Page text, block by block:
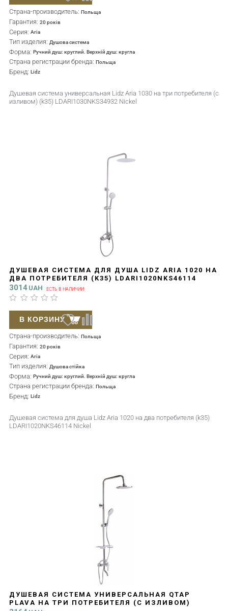
Страна-производитель: Польща
Гарантия: 20 років
Серия: Aria
Тип изделия: Душова система
Форма: Ручний душ: круглий. Верхній душ: кругла
Страна регистрации бренда: Польща
Бренд: Lidz
Душевая система универсальная Lidz Aria 1030 на три потребителя (с
изливом) (k35) LDARI1030NKS34932 Nickel
ДУШЕВАЯ СИСТЕМА ДЛЯ ДУША LIDZ ARIA 1020 НА
ДВА ПОТРЕБИТЕЛЯ (K35) LDARI1020NKS46114
NICKEL
3014 UAH ЕСТЬ В НАЛИЧИИ
Страна-производитель: Польща
Гарантия: 20 років
Серия: Aria
Тип изделия: Душова стійка
Форма: Ручний душ: круглий. Верхній душ: кругла
Страна регистрации бренда: Польща
Бренд: Lidz
Душевая система для душа Lidz Aria 1020 на два потребителя (k35)
LDARI1020NKS46114 Nickel
В КОРЗИНУ
ДУШЕВАЯ СИСТЕМА УНИВЕРСАЛЬНАЯ QTAP
PLAVA НА ТРИ ПОТРЕБИТЕЛЯ (С ИЗЛИВОМ)